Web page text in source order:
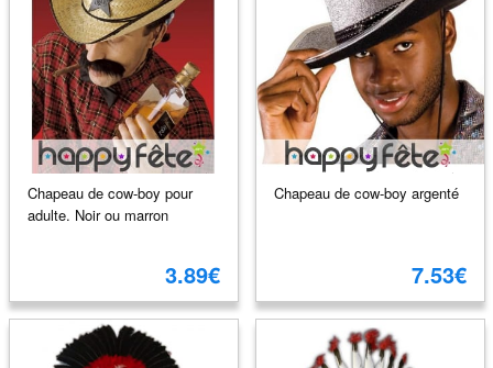
Chapeau de cow-boy pour
adulte. Noir ou marron
3.89€
Chapeau de cow-boy argenté
7.53€